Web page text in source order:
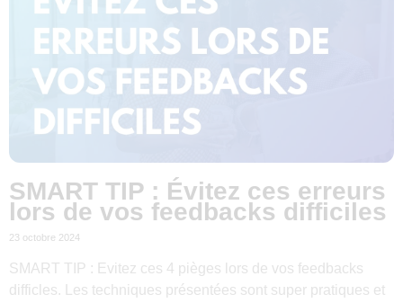
SMART TIP : Évitez ces erreurs
lors de vos feedbacks difficiles
23 octobre 2024
SMART TIP : Evitez ces 4 pièges lors de vos feedbacks
difficles. Les techniques présentées sont super pratiques et